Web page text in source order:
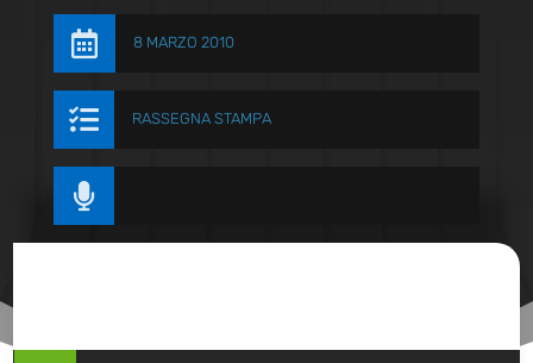
 8 MARZO 2010
 RASSEGNA STAMPA
